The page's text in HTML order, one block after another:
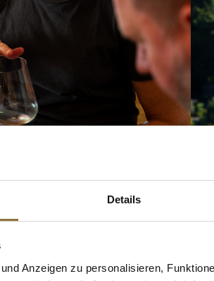
Details
Anzeigen zu personalisieren,
Meike und Dörte Näkel das
Weinguts liegt auf biologischem
sich die Weinberge von Meyer-Näkel
und der Dernauer Pfarrwingert. Die
mineralischen Schieferböden sein volles